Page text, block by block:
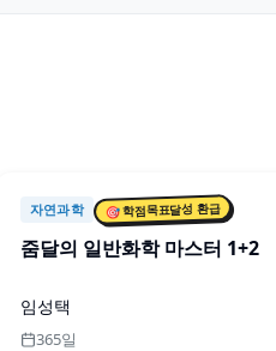
자연과학 🎯 학점목표달성 환급
줌달의 일반화학 마스터 1+2
임성택
365일